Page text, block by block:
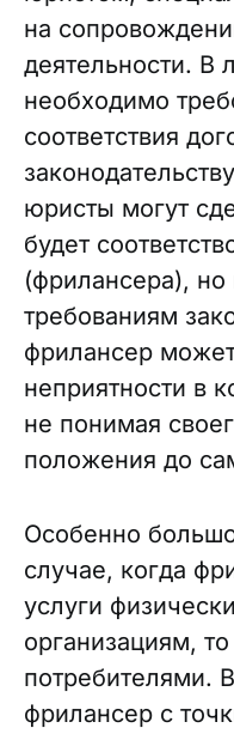
на
деятельности. В
необходимо
соответствия
юристы могут
будет
(фрилансера), но
требованиям
фрилансер
неприятности в
не понимая
положения до
Особенно
случае, когда
услуги
организациям,
потребителями.
фрилансер с